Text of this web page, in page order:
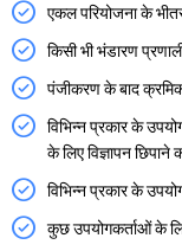
एकल परियोजना के
किसी भी भंडारण
पंजीकरण के बाद क्रमिक
विभिन्न प्रकार के
के लिए विज्ञापन छिपाने
विभिन्न प्रकार के
कुछ उपयोगकर्ताओं के